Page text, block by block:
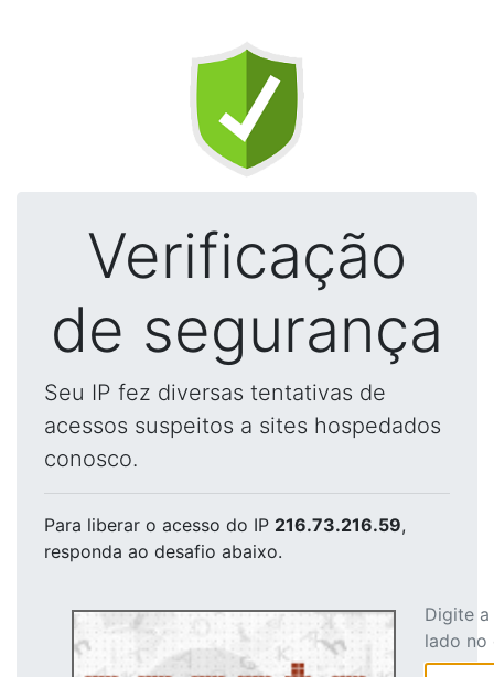
Verificação
de segurança
Seu IP fez diversas tentativas de
acessos suspeitos a sites hospedados
conosco.
Para liberar o acesso do IP 216.73.216.59,
responda ao desafio abaixo.
Digite
lado no